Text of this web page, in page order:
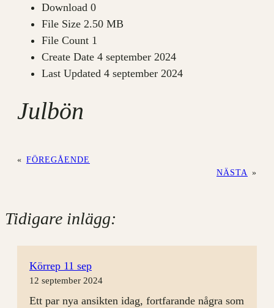
Download 0
File Size 2.50 MB
File Count 1
Create Date 4 september 2024
Last Updated 4 september 2024
Julbön
« FÖREGÅENDE
NÄSTA »
Tidigare inlägg:
Körrep 11 sep
12 september 2024
Ett par nya ansikten idag, fortfarande några som